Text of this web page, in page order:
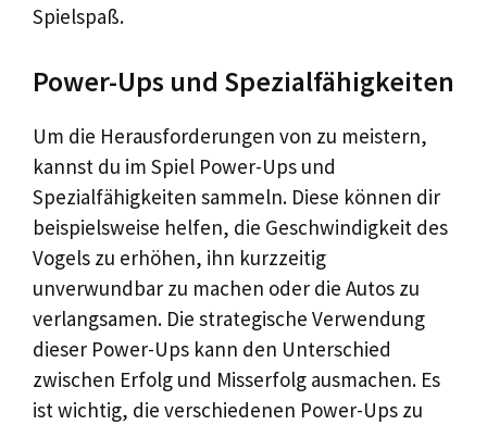
Spielspaß.
Power-Ups und Spezialfähigkeiten
Um die Herausforderungen von zu meistern,
kannst du im Spiel Power-Ups und
Spezialfähigkeiten sammeln. Diese können dir
beispielsweise helfen, die Geschwindigkeit des
Vogels zu erhöhen, ihn kurzzeitig
unverwundbar zu machen oder die Autos zu
verlangsamen. Die strategische Verwendung
dieser Power-Ups kann den Unterschied
zwischen Erfolg und Misserfolg ausmachen. Es
ist wichtig, die verschiedenen Power-Ups zu